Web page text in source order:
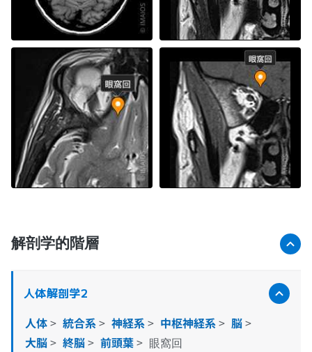
解剖学的階層
人体解剖学2
人体> 統合系> 神経系> 中枢神経系> 脳>
大脳> 終脳> 前頭葉> 眼窩回